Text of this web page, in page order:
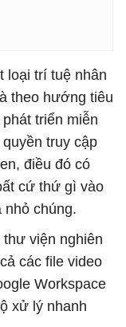
loại trí tuệ nhân
theo hướng tiêu
triển miễn
truy cập
điều đó có
cứ thứ gì vào
nhỏ chúng.
viện nghiên
các file video
Workspace
xử lý nhanh